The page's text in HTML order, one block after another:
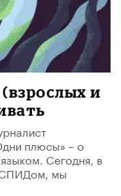
и
плюсы» – о
Сегодня, в
СПИДом, мы